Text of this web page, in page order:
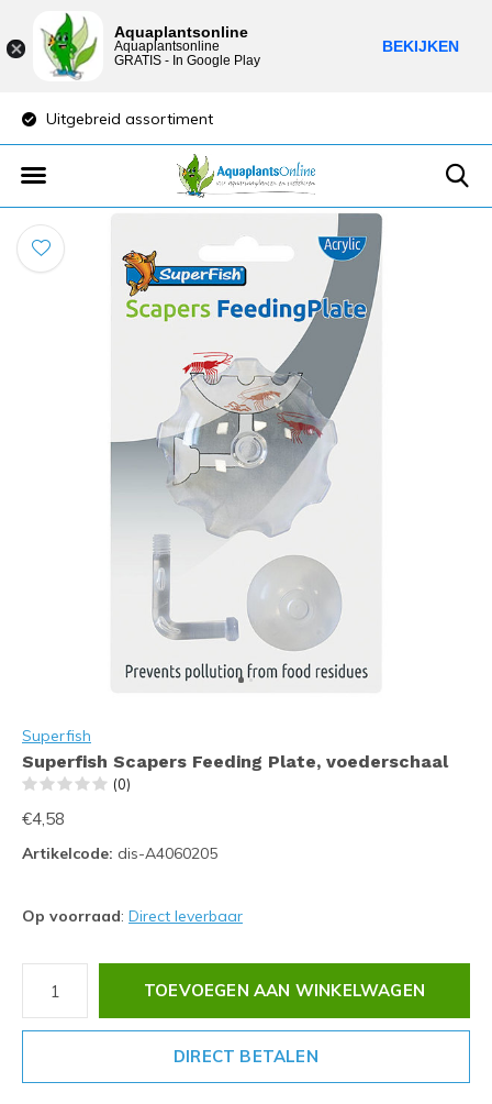
Uitgebreid assortiment
Superfish
Superfish Scapers Feeding Plate, voederschaal
(0)
€4,58
Artikelcode: dis-A4060205
Op voorraad: Direct leverbaar
TOEVOEGEN AAN WINKELWAGEN
DIRECT BETALEN
Aquaplantsonline
Aquaplantsonline
GRATIS - In Google Play
BEKIJKEN